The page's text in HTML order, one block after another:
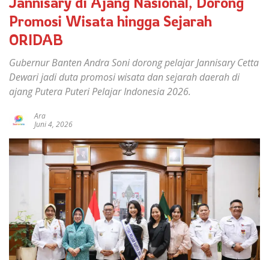
Promosi Wisata hingga Sejarah
ORIDAB
Gubernur Banten Andra Soni dorong pelajar Jannisary Cetta
Dewari jadi duta promosi wisata dan sejarah daerah di
ajang Putera Puteri Pelajar Indonesia 2026.
Ara
Juni 4, 2026